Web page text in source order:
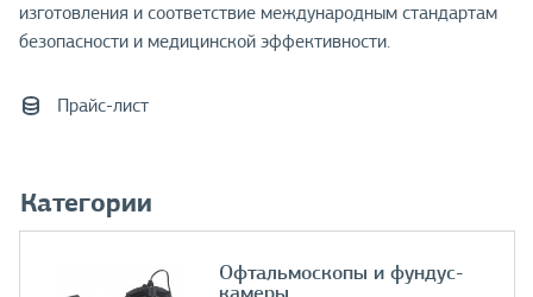
изготовления и соответствие международным стандартам
безопасности и медицинской эффективности.
Прайс-лист
Категории
Офтальмоскопы и фундус-